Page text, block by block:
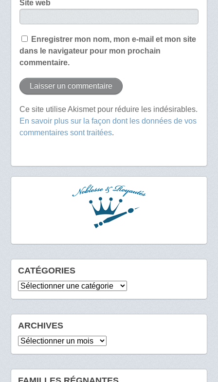
Site web
Enregistrer mon nom, mon e-mail et mon site
dans le navigateur pour mon prochain
commentaire.
Ce site utilise Akismet pour réduire les indésirables.
En savoir plus sur la façon dont les données de vos
commentaires sont traitées.
CATÉGORIES
Catégories
ARCHIVES
Archives